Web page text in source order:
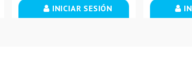
INICIAR SESIÓN